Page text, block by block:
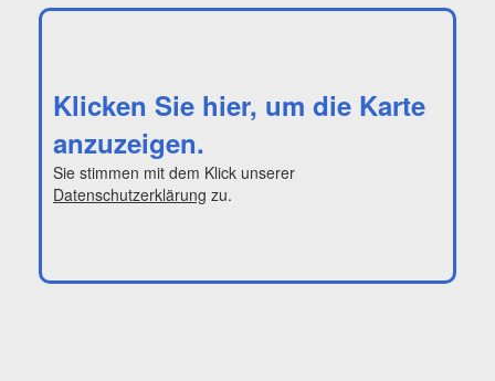
Klicken Sie hier, um die Karte
anzuzeigen.
Sie stimmen mit dem Klick unserer
Datenschutzerklärung zu.